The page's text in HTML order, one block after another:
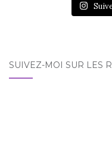
SUIVEZ-MOI SUR LES